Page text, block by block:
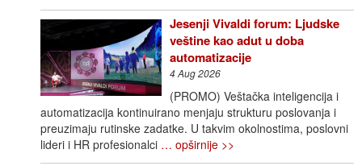
Jesenji Vivaldi forum: Ljudske
veštine kao adut u doba
automatizacije
4 Aug 2026
(PROMO) Veštačka inteligencija i
automatizacija kontinuirano menjaju strukturu poslovanja i
preuzimaju rutinske zadatke. U takvim okolnostima, poslovni
lideri i HR profesionalci … opširnije >>